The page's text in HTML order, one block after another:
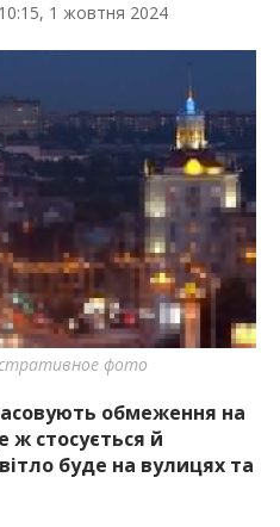
10:15, 1 жовтня 2024
фото
обмеження на
ж стосується й
буде на вулицях та